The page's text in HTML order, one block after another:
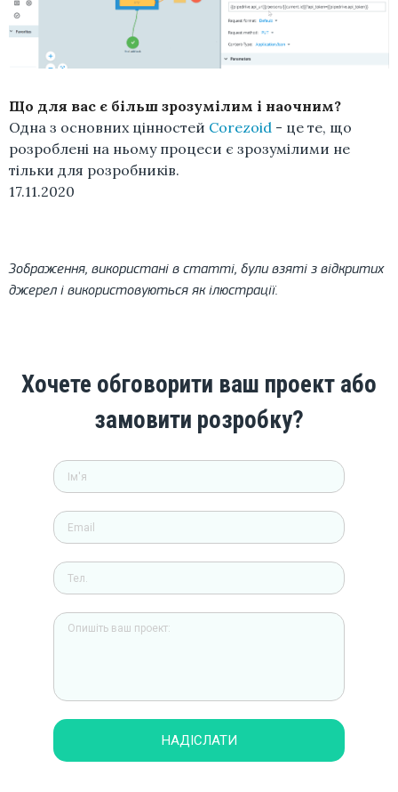
Що для вас є більш зрозумілим і наочним?
Одна з основних цінностей Corezoid - це те, що
розроблені на ньому процеси є зрозумілими не
тільки для розробників.
17.11.2020
Зображення, використані в статті, були взяті з відкритих
джерел і використовуються як ілюстрації.
Хочете обговорити ваш проект або
замовити розробку?
НАДІСЛАТИ